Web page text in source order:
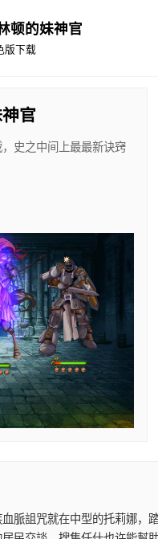
顿的妹神官
版下载
官
史之中间上最最新诀窍
脈詛咒就在中型的托莉娜